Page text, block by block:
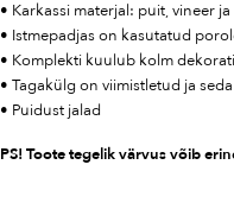
• Karkassi materjal: puit, vineer
• Istmepadjas on kasutatud
• Komplekti kuulub kolm
• Tagakülg on viimistletud ja
• Puidust jalad
PS! Toote tegelik värvus võib